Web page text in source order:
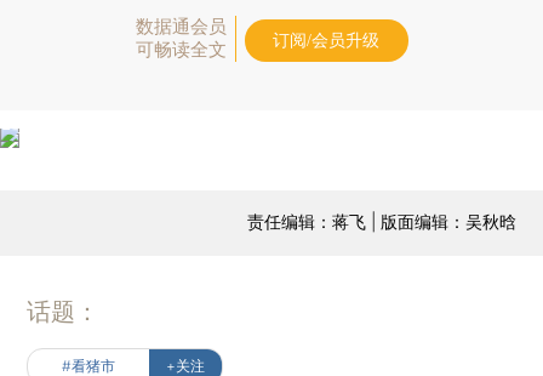
数据通会员
可畅读全文
订阅/会员升级
责任编辑：蒋飞 | 版面编辑：吴秋晗
话题：
#看猪市 +关注